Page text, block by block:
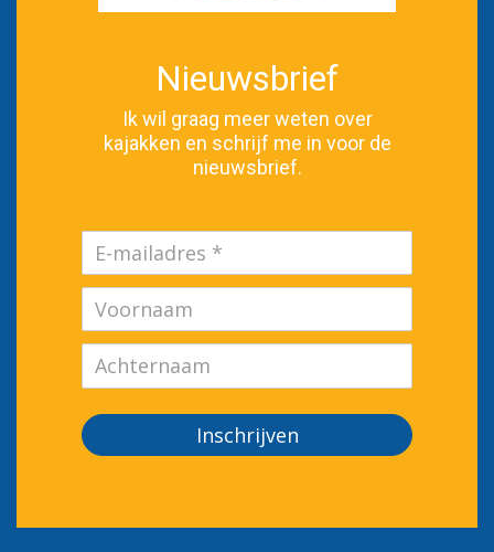
Nieuwsbrief
Ik wil graag meer weten over
kajakken en schrijf me in voor de
nieuwsbrief.
Inschrijven